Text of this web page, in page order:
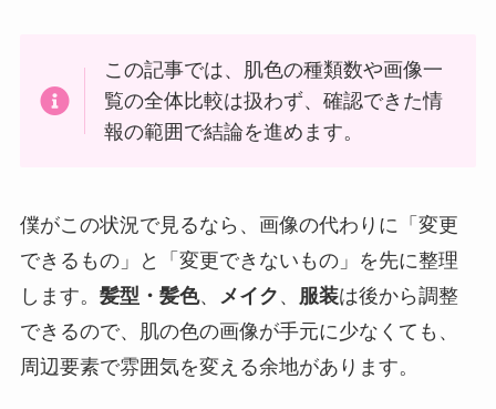
この記事では、肌色の種類数や画像一
覧の全体比較は扱わず、確認できた情
報の範囲で結論を進めます。
僕がこの状況で見るなら、画像の代わりに「変更
できるもの」と「変更できないもの」を先に整理
します。 髪型・髪色、 メイク 、 服装は後から調整
できるので、肌の色の画像が手元に少なくても、
周辺要素で雰囲気を変える余地があります。